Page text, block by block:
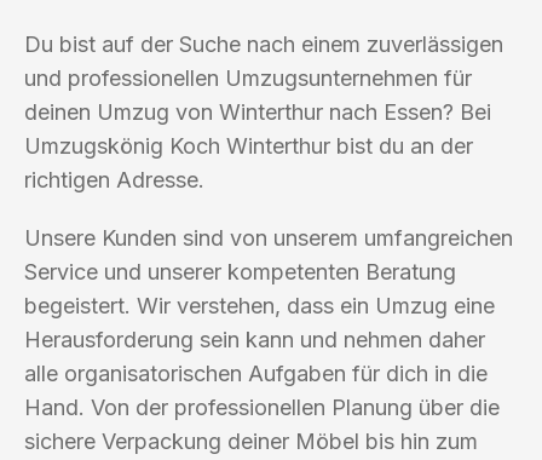
Du bist auf der Suche nach einem zuverlässigen
und professionellen Umzugsunternehmen für
deinen Umzug von Winterthur nach Essen? Bei
Umzugskönig Koch Winterthur bist du an der
richtigen Adresse.
Unsere Kunden sind von unserem umfangreichen
Service und unserer kompetenten Beratung
begeistert. Wir verstehen, dass ein Umzug eine
Herausforderung sein kann und nehmen daher
alle organisatorischen Aufgaben für dich in die
Hand. Von der professionellen Planung über die
sichere Verpackung deiner Möbel bis hin zum